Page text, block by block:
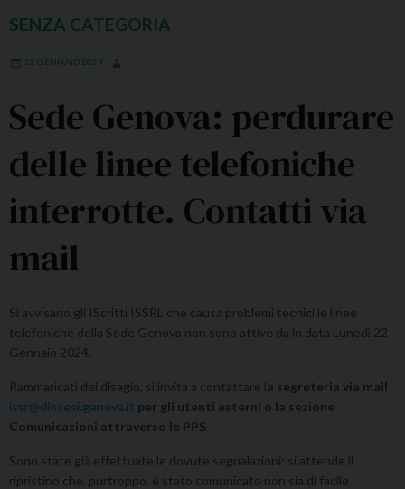
SENZA CATEGORIA
22 GENNAIO 2024
Sede Genova: perdurare
delle linee telefoniche
interrotte. Contatti via
mail
Si avvisano gli IScritti ISSRL che causa problemi tecnici le linee
telefoniche della Sede Genova non sono attive da in data Lunedì 22
Gennaio 2024.
Rammaricati del disagio, si invita a contattare la segreteria via mail
issr@diocesi.genova.it per gli utenti esterni o la sezione
Comunicazioni attraverso le PPS
Sono state già effettuate le dovute segnalazioni: si attende il
ripristino che, purtroppo, è stato comunicato non sia di facile